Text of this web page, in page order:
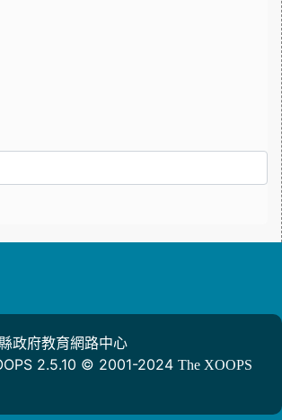
政府教育網路中心
2.5.10 © 2001-2024 The XOOPS